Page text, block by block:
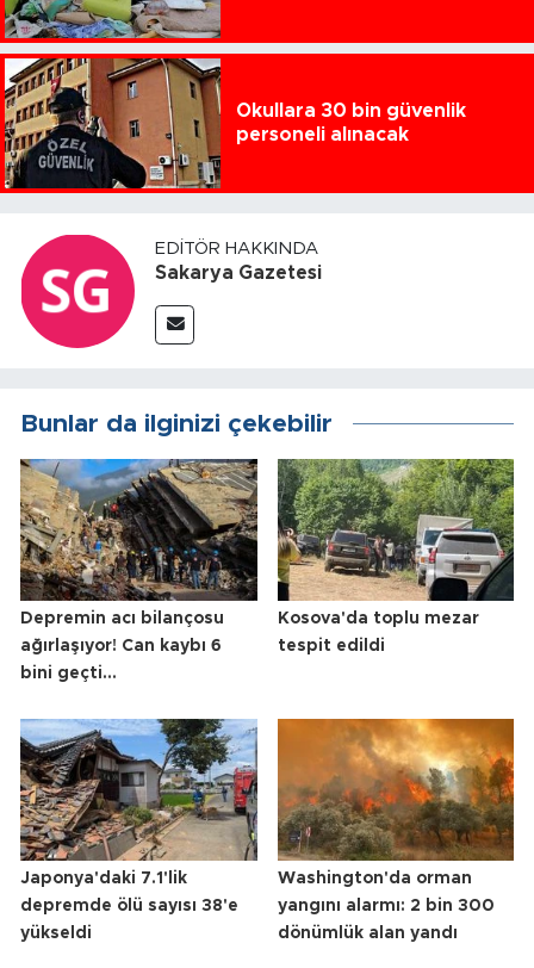
Okullara 30 bin güvenlik
personeli alınacak
EDITÖR HAKKINDA
Sakarya Gazetesi
Bunlar da ilginizi çekebilir
Depremin acı bilançosu
ağırlaşıyor! Can kaybı 6
bini geçti...
Kosova'da toplu mezar
tespit edildi
Japonya'daki 7.1'lik
depremde ölü sayısı 38'e
yükseldi
Washington'da orman
yangını alarmı: 2 bin 300
dönümlük alan yandı